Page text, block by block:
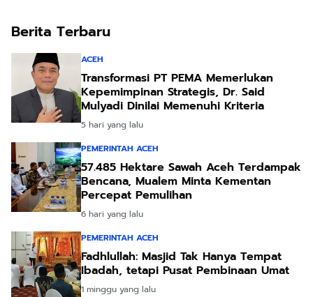
Berita Terbaru
ACEH
Transformasi PT PEMA Memerlukan
Kepemimpinan Strategis, Dr. Said
Mulyadi Dinilai Memenuhi Kriteria
5 hari yang lalu
PEMERINTAH ACEH
57.485 Hektare Sawah Aceh Terdampak
Bencana, Mualem Minta Kementan
Percepat Pemulihan
6 hari yang lalu
PEMERINTAH ACEH
Fadhlullah: Masjid Tak Hanya Tempat
Ibadah, tetapi Pusat Pembinaan Umat
1 minggu yang lalu